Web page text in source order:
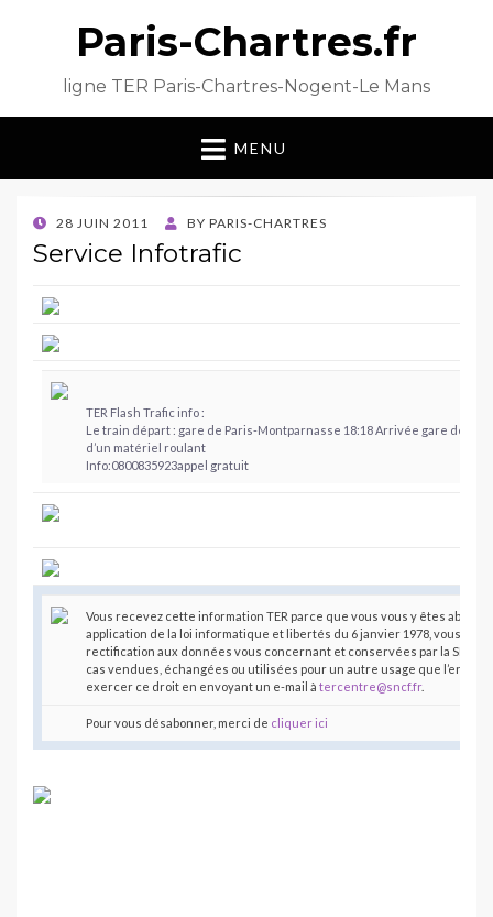
Paris-Chartres.fr
ligne TER Paris-Chartres-Nogent-Le Mans
MENU
POSTED
ON
28 JUIN 2011 BY PARIS-CHARTRES
Service Infotrafic
TER Flash Trafic info :
Le train départ : gare de Paris-Montparnasse 18:18 Arrivée gare de
d’un matériel roulant
Info:0800835923appel gratuit
Vous recevez cette information TER parce que vous vous y êtes
application de la loi informatique et libertés du 6 janvier 1978, vous
rectification aux données vous concernant et conservées par la SNCF.
cas vendues, échangées ou utilisées pour un autre usage que l’envoi
exercer ce droit en envoyant un e-mail à tercentre@sncf.fr.
Pour vous désabonner, merci de cliquer ici